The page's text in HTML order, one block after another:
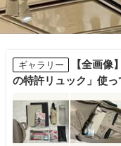
ギャラリー
【全画
の特許リュック」使っ